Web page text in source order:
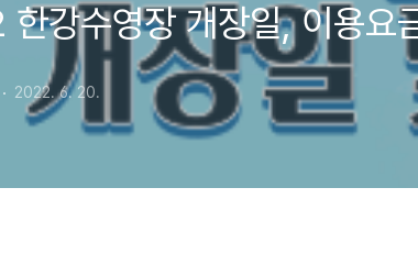
강수영장 개장일, 이용요
2022. 6. 20.